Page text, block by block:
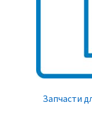
Запчасти